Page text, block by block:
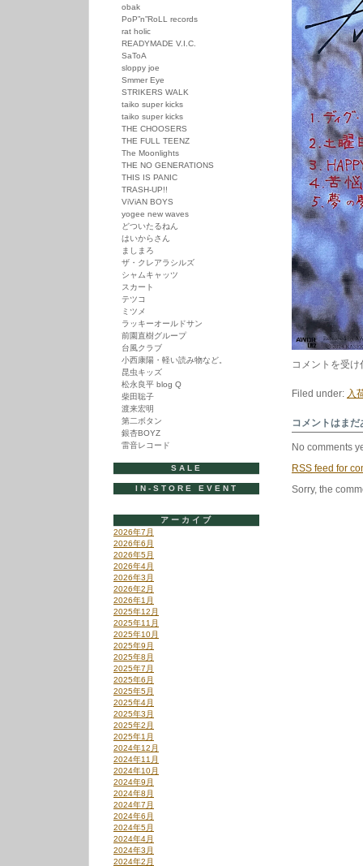
か
さ
だ
ぁ
/
か
せ
き
さ
コメントを受
Filed under: 入
コメントはま
No comments
RSS feed for
Sorry, the
obak
PoP”n”RoLL records
rat holic
READYMADE V.I.C.
SaToA
sloppy joe
Smmer Eye
STRIKERS WALK
taiko super kicks
taiko super kicks
THE CHOOSERS
THE FULL TEENZ
The Moonlights
THE NO GENERATIONS
THIS IS PANIC
TRASH-UP!!
ViViAN BOYS
yogee new waves
どついたるねん
はいからさん
ましまろ
ザ・クレアラシルズ
シャムキャッツ
スカート
テツコ
ミツメ
ラッキーオールドサン
前園直樹グループ
台風クラブ
小西康陽・軽い読み物など。
昆虫キッズ
松永良平 blog Q
柴田聡子
渡来宏明
第二ボタン
銀杏BOYZ
雷音レコード
SALE
IN-STORE EVENT
アーカイブ
2026年7月
2026年6月
2026年5月
2026年4月
2026年3月
2026年2月
2026年1月
2025年12月
2025年11月
2025年10月
2025年9月
2025年8月
2025年7月
2025年6月
2025年5月
2025年4月
2025年3月
2025年2月
2025年1月
2024年12月
2024年11月
2024年10月
2024年9月
2024年8月
2024年7月
2024年6月
2024年5月
2024年4月
2024年3月
2024年2月